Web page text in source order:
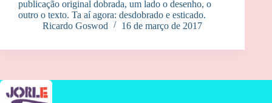
publicação original dobrada, um lado o desenho, o
outro o texto. Ta aí agora: desdobrado e esticado.
Ricardo Goswod
16 de março de 2017